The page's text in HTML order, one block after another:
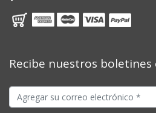
Recibe nuestros